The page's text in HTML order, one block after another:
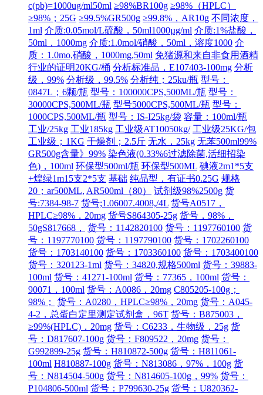
c(pb)=1000ug/ml50ml ≥98%BR100g ≥98%（HPLC）
≥98%；25G ≥99.5%GR500g ≥99.8%，AR10g 不同浓度，
1ml 介质:0.05mol/L硫酸，50ml1000µg/ml 介质:1%盐酸，
50ml，1000mg 介质:1.0mol/硝酸，50ml，溶度1000 介
质：1.0mo,硝酸，1000mg,50ml 免猪源和来自非食用酒精
行业的证明20KG/桶 分析标准品，E107403-100mg 分析
级，99% 分析级，99.5% 分析纯；25ku/瓶 型号：
0847L；6颗/瓶 型号：100000CPS,500ML/瓶 型号：
30000CPS,500ML/瓶 型号5000CPS,500ML/瓶 型号：
1000CPS,500ML/瓶 型号：IS-I25kg/袋 容量：100ml/瓶
工业/25kg 工业185kg 工业级AT10050kg/ 工业级25KG/包
工业级；1KG 干燥剂；2.5斤 无水，25kg 无苯500ml99%
GR500g含量》99% 染色液(0.33%6过滤除菌,活细招染
色)，100ml 环保型500ml/瓶 环保型500ML 碘液2m1*5支
+煌绿1m15支2*5支 基础 纯品型，有证书0.25G 规格
20；ar500ML, AR500ml（80） 试剂级98%2500g 货
号:7384-98-7 货号;1.06007.4008,/4L 货号A0517，
HPLC≥98%，20mg 货号S864305-25g 货号，98%，
50gS817668，
货号：1142820100 货号：1197760100 货
号：1197770100 货号：1197790100 货号：1702260100
货号：1703140100 货号：1703360100 货号：1703400100
货号：320123-1ml 货号：34820,规格500ml 货号：39883-
100ml 货号：41271-100ml 货号：77365，100ml 货号：
90071，100ml 货号：A0086，20mg C805205-100g；
98%；
货号：A0280，HPLC≥98%，20mg 货号：A045-
4-2，总蛋白定里测定试剂盒，96T 货号：B875003，
≥99%(HPLC)，20mg 货号：C6233，生物级，25g 货
号：D817607-100g 货号：F809522，20mg 货号：
G992899-25g 货号：H810872-500g 货号：H811061-
100ml H810887-100g 货号：N813086，97%，100g 货
号：N814504-500g 货号：N814605-100g，99% 货号：
P104806-500ml 货号：P799630-25g 货号：U820362-